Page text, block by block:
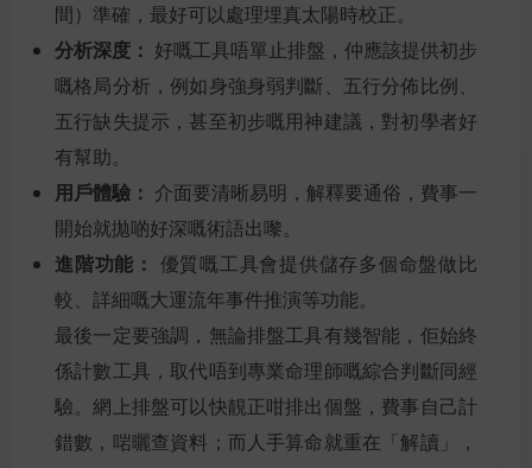
間）準確，最好可以處理埋真太陽時校正。
分析深度： 好嘅工具唔單止排盤，仲應該提供初步
嘅格局分析，例如身強身弱判斷、五行分佈比例、
五行缺失提示，甚至初步嘅用神建議，對初學者好
有幫助。
用戶體驗： 介面要清晰易明，解釋要通俗，費事一
開始就拋啲好深嘅術語出嚟。
進階功能： 優質嘅工具會提供儲存多個命盤做比
較、詳細嘅大運流年事件推演等功能。
最後一定要強調，無論排盤工具有幾智能，佢始終
係計數工具，取代唔到專業命理師嘅綜合判斷同經
驗。網上排盤可以快靚正咁排出個盤，費事自己計
錯數，啱曬查資料；而人手算命就重在「解讀」，